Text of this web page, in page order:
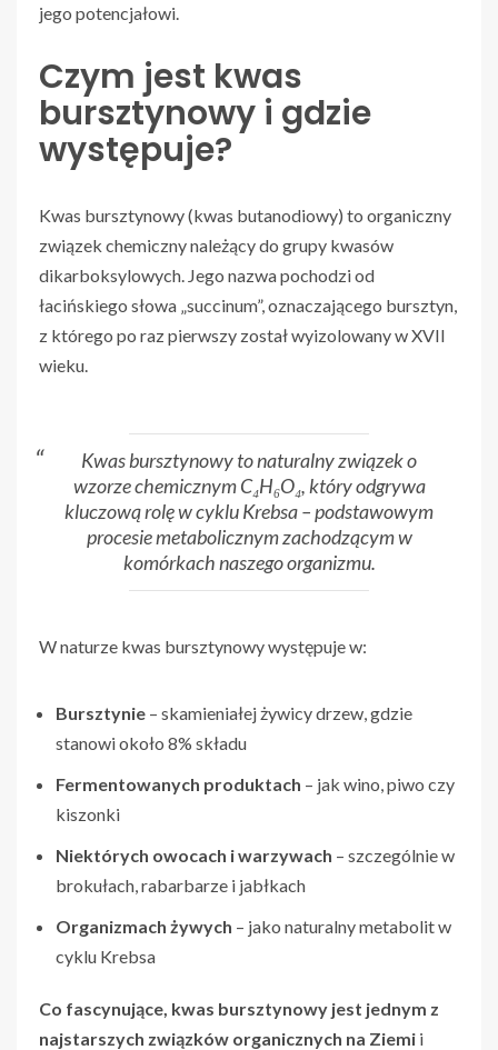
jego potencjałowi.
Czym jest kwas
bursztynowy i gdzie
występuje?
Kwas bursztynowy (kwas butanodiowy) to organiczny
związek chemiczny należący do grupy kwasów
dikarboksylowych. Jego nazwa pochodzi od
łacińskiego słowa „succinum”, oznaczającego bursztyn,
z którego po raz pierwszy został wyizolowany w XVII
wieku.
Kwas bursztynowy to naturalny związek o
wzorze chemicznym C₄H₆O₄, który odgrywa
kluczową rolę w cyklu Krebsa – podstawowym
procesie metabolicznym zachodzącym w
komórkach naszego organizmu.
W naturze kwas bursztynowy występuje w:
Bursztynie – skamieniałej żywicy drzew, gdzie
stanowi około 8% składu
Fermentowanych produktach – jak wino, piwo czy
kiszonki
Niektórych owocach i warzywach – szczególnie w
brokułach, rabarbarze i jabłkach
Organizmach żywych – jako naturalny metabolit w
cyklu Krebsa
Co fascynujące, kwas bursztynowy jest jednym z
najstarszych związków organicznych na Ziemi i